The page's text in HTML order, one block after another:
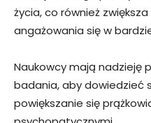
życia, co również
angażowania się w
Naukowcy mają nadzieję
badania, aby dowiedzieć
powiększanie się